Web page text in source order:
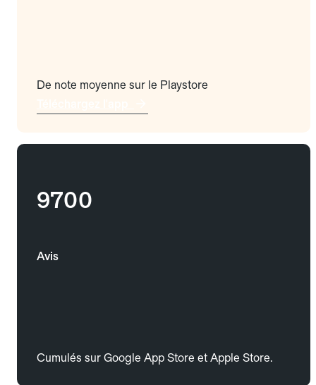
De note moyenne sur le Playstore
9700
Avis
Cumulés sur Google App Store et Apple Store.